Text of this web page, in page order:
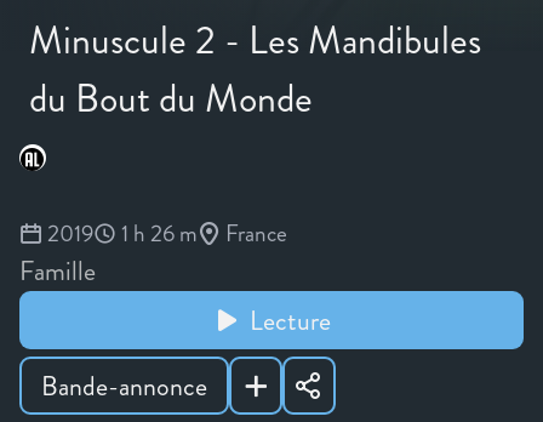
Minuscule 2 - Les Mandibules
du Bout du Monde
2019 1 h 26 m France
Famille
Lecture
Bande-annonce